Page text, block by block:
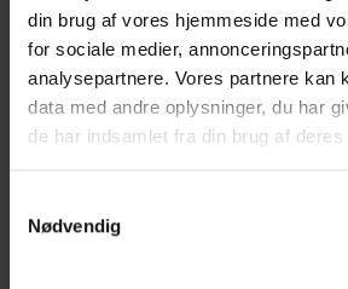
din brug af vores hjemmeside med
for sociale medier,
analysepartnere. Vores partnere kan
data med andre oplysninger, du har
de har indsamlet fra din brug af deres
NødvendigFind vej til Rosenholm
Vores patienter kommer fra